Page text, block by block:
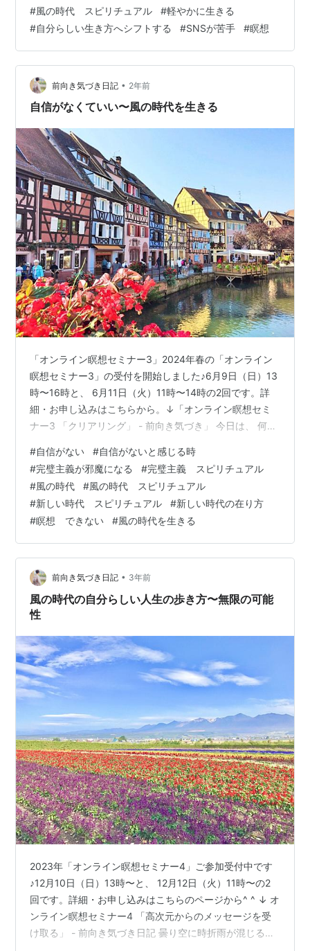
ることや注意点があります。 その方法で進んでいるつも
りが、 知らない間に元のやり方に戻っていたり、 恐れか
らの選択になっていたりすることも。 ぜひ後まで読んで
参考にし…
#風の時代 スピリチュアル #軽やかに生きる
#自分らしい生き方へシフトする #SNSが苦手 #瞑想
前向き気づき日記 • 2年前
自信がなくていい〜風の時代を生きる
「オンライン瞑想セミナー3」2024年春の「オンライン
瞑想セミナー3」の受付を開始しました♪6月9日（日）13
時〜16時と、 6月11日（火）11時〜14時の2回です。詳
細・お申し込みはこちらから。↓「オンライン瞑想セミ
ナー3 「クリアリング」 - 前向き気づき」 今日は、 何か
だ、という思い、 完璧主義を手放すというお話です。 こ
れはこれからの新しい世界、 風の時代を流れに乗って生
きるために とても大事なことです。 このことを知り、そ
う生きるようになると、 もっと軽やかに自分を生きるこ
とが楽しめ、 生きたい自分にスルッとスライドし、 パラ
レ…
#自信がない #自信がないと感じる時
#完璧主義が邪魔になる #完璧主義 スピリチュアル
#風の時代 #風の時代 スピリチュアル
#新しい時代 スピリチュアル #新しい時代の在り方
#瞑想 できない #風の時代を生きる
前向き気づき日記 • 3年前
風の時代の自分らしい人生の歩き方〜無限の可能
性
2023年「オンライン瞑想セミナー4」ご参加受付中です
♪12月10日（日）13時〜と、 12月12日（火）11時〜の2
回です。詳細・お申し込みはこちらのページから^ ^ ↓ オ
ンライン瞑想セミナー4 「高次元からのメッセージを受
け取る」 - 前向き気づき日記 曇り空に時折雨が混じる今